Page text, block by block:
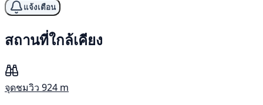
แจ้งเตือน
สถานที่ใกล้เคียง
จุดชมวิว 924 m